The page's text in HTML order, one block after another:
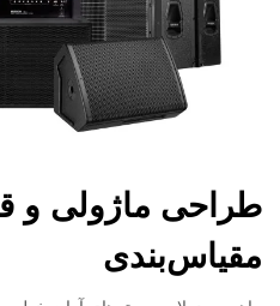
طراحی ماژولی و
مقیاس‌بندی